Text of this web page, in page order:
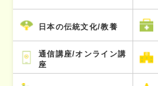
日本の伝統文化/教養
通信講座/オンライン講
座